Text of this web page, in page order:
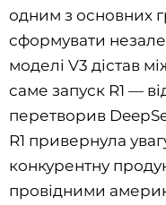
одним з основних
сформувати
моделі V3 дістав
саме запуск R1 —
перетворив
R1 привернула
конкурентну
провідними